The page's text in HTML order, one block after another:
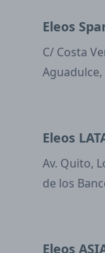
Eleos
C/ Costa
Eleos
Av. Quito,
de los
Eleos